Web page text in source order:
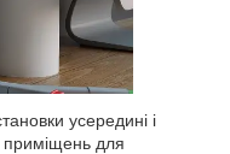
усередині і
приміщень для